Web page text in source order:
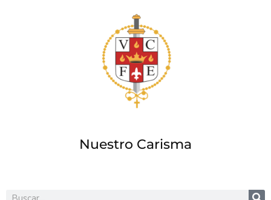
Nuestro Carisma